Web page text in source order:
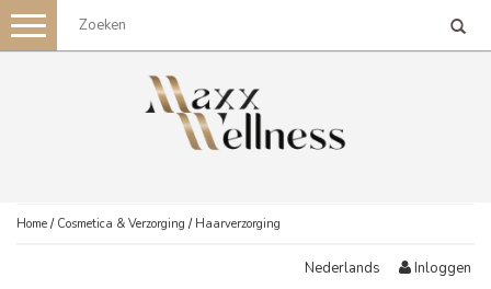
Toggle
navigation
Home / Cosmetica & Verzorging / Haarverzorging
Nederlands Inloggen